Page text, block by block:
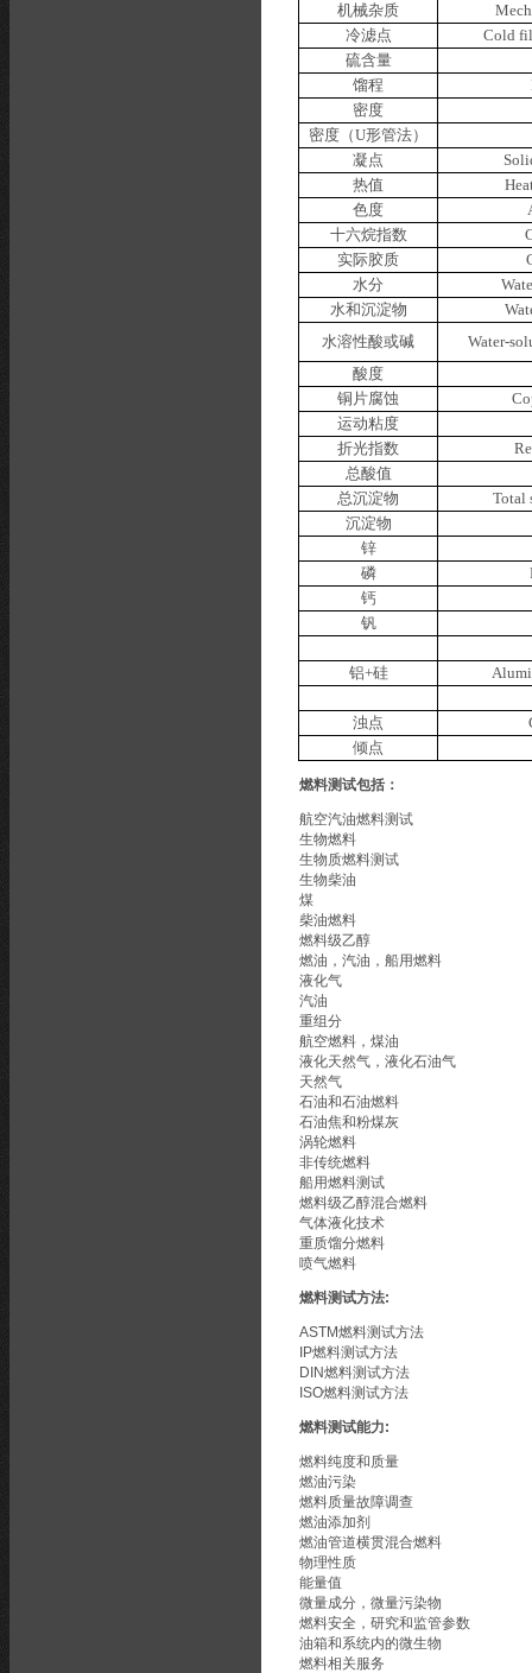
机械杂质
冷滤点
Cold
硫含量
馏程
密度
密度（U形管法）
凝点
热值
H
色度
十六烷指数
实际胶质
水分
水和沉淀物
水溶性酸或碱
Water-
酸度
铜片腐蚀
运动粘度
折光指数
总酸值
总沉淀物
Total
沉淀物
锌
磷
钙
钒
铝+硅
浊点
倾点
燃料测试包括：
航空汽油燃料测试
生物燃料
生物质燃料测试
生物柴油
煤
柴油燃料
燃料级乙醇
燃油，汽油，船用燃料
液化气
汽油
重组分
航空燃料，煤油
液化天然气，液化石油气
天然气
石油和石油燃料
石油焦和粉煤灰
涡轮燃料
非传统燃料
船用燃料测试
燃料级乙醇混合燃料
气体液化技术
重质馏分燃料
喷气燃料
燃料测试方法:
ASTM燃料测试方法
IP燃料测试方法
DIN燃料测试方法
ISO燃料测试方法
燃料测试能力:
燃料纯度和质量
燃油污染
燃料质量故障调查
燃油添加剂
燃油管道横贯混合燃料
物理性质
能量值
微量成分，微量污染物
燃料安全，研究和监管参数
油箱和系统内的微生物
燃料相关服务